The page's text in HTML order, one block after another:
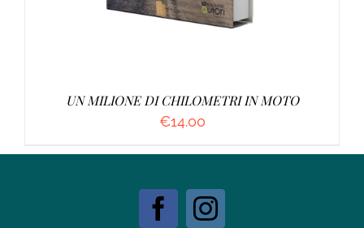
UN MILIONE DI CHILOMETRI IN MOTO
€14.00